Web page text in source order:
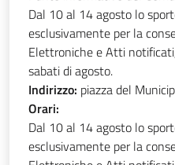
Dal 10 al 14 agosto lo
esclusivamente per la
Elettroniche e Atti
sabati di agosto.
Indirizzo: piazza del
Orari:
Dal 10 al 14 agosto lo
esclusivamente per la